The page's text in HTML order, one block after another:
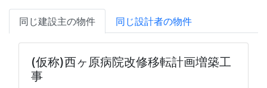
同じ建設主の物件 同じ設計者の物件
(仮称)西ヶ原病院改修移転計画増築工
事